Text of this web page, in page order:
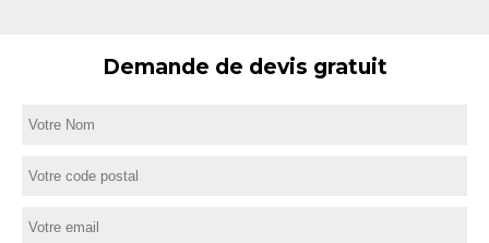
Demande de devis gratuit